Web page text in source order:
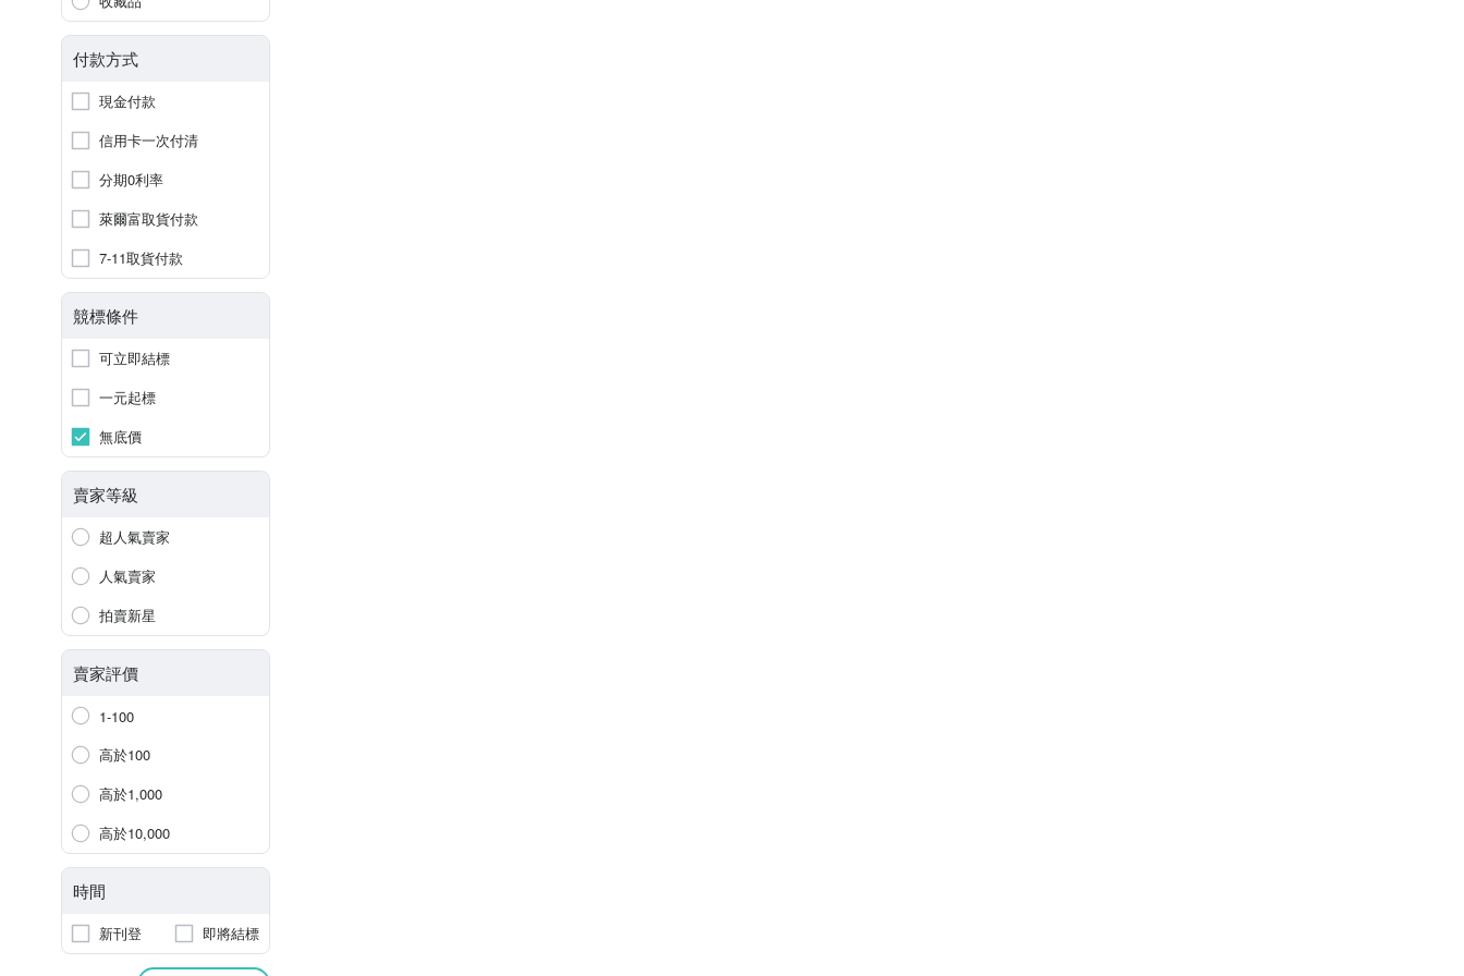
付款方式
現金付款
信用卡一次付清
分期0利率
萊爾富取貨付款
7-11取貨付款
競標條件
可立即結標
一元起標
無底價
賣家等級
超人氣賣家
人氣賣家
拍賣新星
賣家評價
1-100
高於100
高於1,000
高於10,000
時間
新刊登 即將結標